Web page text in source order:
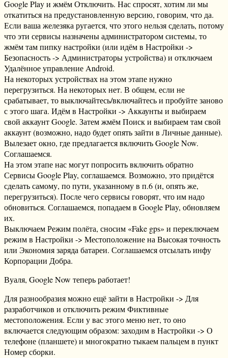
Google Play и жмём Отключить. Нас спросят, хотим ли мы
откатиться на предустановленную версию, говорим, что да.
Если ваша железяка ругается, что этого нельзя сделать, потому
что эти сервисы назначены администратором системы, то
жмём там пипку настройки (или идём в Настройки ->
Безопасность -> Администраторы устройства) и отключаем
Удалённое управление Android.
На некоторых устройствах на этом этапе нужно
перегрузиться. На некоторых нет. В общем, если не
срабатывает, то выключайтесь/включайтесь и пробуйте заново
с этого шага. Идём в Настройки -> Аккаунты и выбираем
свой аккаунт Google. Затем жмём Поиск и выбираем там свой
аккаунт (возможно, надо будет опять зайти в Личные данные).
Вылезает окно, где предлагается включить Google Now.
Соглашаемся.
На этом этапе нас могут попросить включить обратно
Сервисы Google Play, соглашаемся. Возможно, это придётся
сделать самому, по пути, указанному в п.6 (и, опять же,
перегрузиться). После чего сервисы говорят, что им надо
обновиться. Соглашаемся, попадаем в Google Play, обновляем
их.
Выключаем Режим полёта, сносим «Fake gps» и переключаем
режим в Настройки -> Местоположение на Высокая точность
или Экономия заряда батареи. Соглашаемся отсылать инфу
Корпорации Добра.
Вуаля, Google Now теперь работает!
Для разнообразия можно ещё зайти в Настройки -> Для
разработчиков и отключить режим Фиктивные
местоположения. Если у вас этого меню нет, то оно
включается следующим образом: заходим в Настройки -> О
телефоне (планшете) и многократно тыкаем пальцем в пункт
Номер сборки.